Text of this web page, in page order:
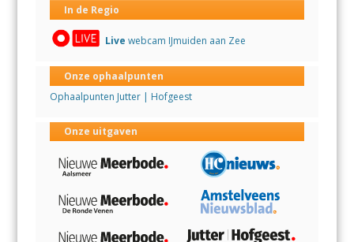
In de Regio
Live webcam IJmuiden aan Zee
Onze ophaalpunten
Ophaalpunten Jutter | Hofgeest
Onze uitgaven